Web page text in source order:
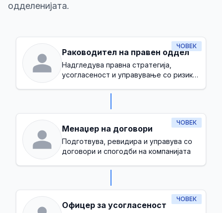
одделенијата.
ЧОВЕК
Раководител на правен оддел
Надгледува правна стратегија,
усогласеност и управување со ризик
ЧОВЕК
Менаџер на договори
Подготвува, ревидира и управува со
договори и спогодби на компанијата
ЧОВЕК
Офицер за усогласеност